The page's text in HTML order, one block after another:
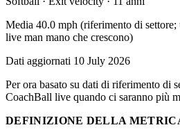
Media 40.0 mph (riferimento di
live man mano che crescono)
Dati aggiornati 10 July 2026
Per ora basato su dati di riferimento di
CoachBall live quando ci saranno più
DEFINIZIONE DELLA